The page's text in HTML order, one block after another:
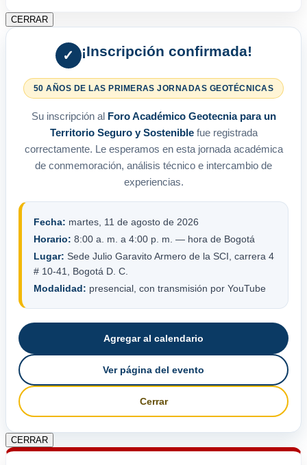
CERRAR
✓ ¡Inscripción confirmada!
50 AÑOS DE LAS PRIMERAS JORNADAS GEOTÉCNICAS
Su inscripción al Foro Académico Geotecnia para un
Territorio Seguro y Sosteniblefue registrada
correctamente. Le esperamos en esta jornada académica
de conmemoración, análisis técnico e intercambio de
experiencias.
Fecha: martes, 11 de agosto de 2026
Horario: 8:00 a. m. a 4:00 p. m. — hora de Bogotá
Lugar: Sede Julio Garavito Armero de la SCI, carrera 4
# 10-41, Bogotá D. C.
Modalidad: presencial, con transmisión por YouTube
Agregar al calendario
Ver página del evento
Cerrar
CERRAR